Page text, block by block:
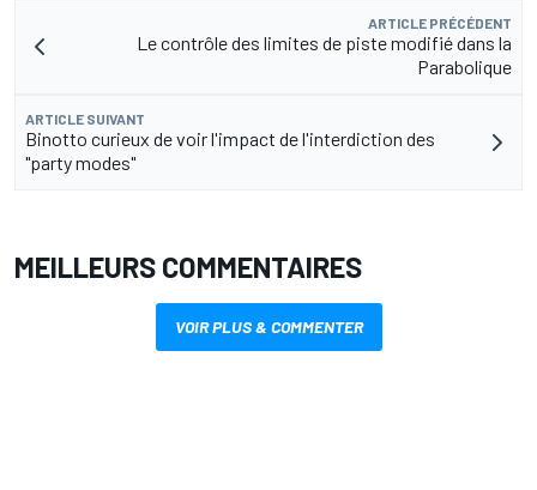
ARTICLE PRÉCÉDENT
Le contrôle des limites de piste modifié dans la
Parabolique
ARTICLE SUIVANT
Binotto curieux de voir l'impact de l'interdiction des
"party modes"
MEILLEURS COMMENTAIRES
VOIR PLUS & COMMENTER